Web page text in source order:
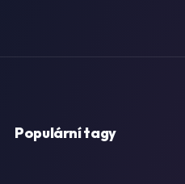
Populární tagy